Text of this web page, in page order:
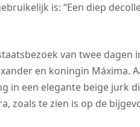
is: “Een diep
van twee dagen
en koningin Máxima.
in een elegante beige jurk
zoals te zien is op de